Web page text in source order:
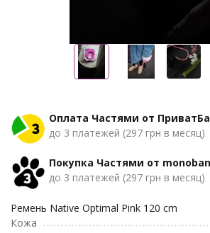
Оплата Частями от
до 3 платежей (297 грн в месяц)
Покупка Частями от
до 3 платежей (297 грн в месяц)
Ремень Native Optimal Pink 120 cm
Кожа